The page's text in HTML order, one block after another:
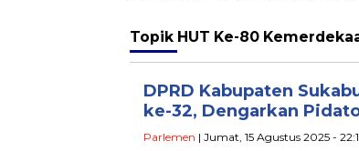
Topik HUT Ke-80
DPRD Kabupaten
ke-32, Dengarkan
Parlemen | Jumat, 15 Agustus 2025 -